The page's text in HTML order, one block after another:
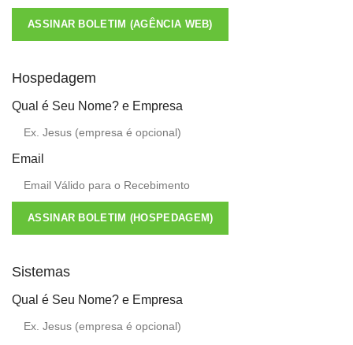
ASSINAR BOLETIM (AGÊNCIA WEB)
Hospedagem
Qual é Seu Nome? e Empresa
Email
ASSINAR BOLETIM (HOSPEDAGEM)
Sistemas
Qual é Seu Nome? e Empresa